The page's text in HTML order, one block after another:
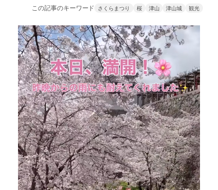
この記事のキーワード さくらまつり 桜 津山 津山城 観光